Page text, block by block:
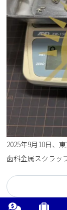
2025年9月10日、
歯科金属スクラッ